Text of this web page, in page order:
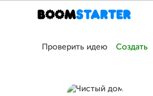
Проверить идею Создать